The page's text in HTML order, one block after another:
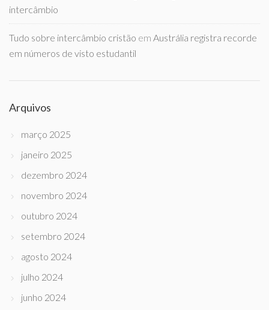
intercâmbio
Tudo sobre intercâmbio cristão em Austrália registra recorde
em números de visto estudantil
Arquivos
março 2025
janeiro 2025
dezembro 2024
novembro 2024
outubro 2024
setembro 2024
agosto 2024
julho 2024
junho 2024